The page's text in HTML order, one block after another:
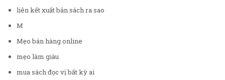
liên kết xuất bản sách ra sao
M
Mẹo bán hàng online
mẹo làm giàu
mua sách đọc vị bất kỳ ai